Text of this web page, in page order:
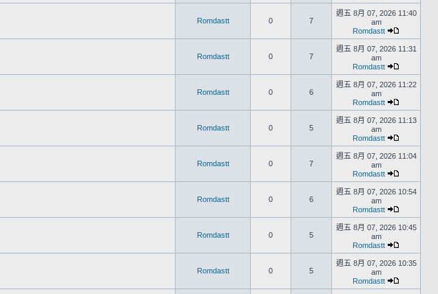
Romdastt 0 7
週五 8月 07, 2026 11:40
am
Romdastt
Romdastt 0 7
週五 8月 07, 2026 11:31
am
Romdastt
Romdastt 0 6
週五 8月 07, 2026 11:22
am
Romdastt
Romdastt 0 5
週五 8月 07, 2026 11:13
am
Romdastt
Romdastt 0 7
週五 8月 07, 2026 11:04
am
Romdastt
Romdastt 0 6
週五 8月 07, 2026 10:54
am
Romdastt
Romdastt 0 5
週五 8月 07, 2026 10:45
am
Romdastt
Romdastt 0 5
週五 8月 07, 2026 10:35
am
Romdastt